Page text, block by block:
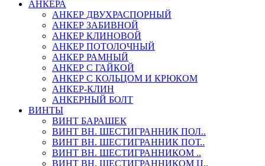
АНКЕРА
АНКЕР ДВУХРАСПОРНЫЙ
АНКЕР ЗАБИВНОЙ
АНКЕР КЛИНОВОЙ
АНКЕР ПОТОЛОЧНЫЙ
АНКЕР РАМНЫЙ
АНКЕР С ГАЙКОЙ
АНКЕР С КОЛЬЦОМ И КРЮКОМ
АНКЕР-КЛИН
АНКЕРНЫЙ БОЛТ
ВИНТЫ
ВИНТ БАРАШЕК
ВИНТ ВН. ШЕСТИГРАННИК ПОЛ..
ВИНТ ВН. ШЕСТИГРАННИК ПОТ..
ВИНТ ВН. ШЕСТИГРАННИКОМ ..
ВИНТ ВН. ШЕСТИГРАННИКОМ Ц..